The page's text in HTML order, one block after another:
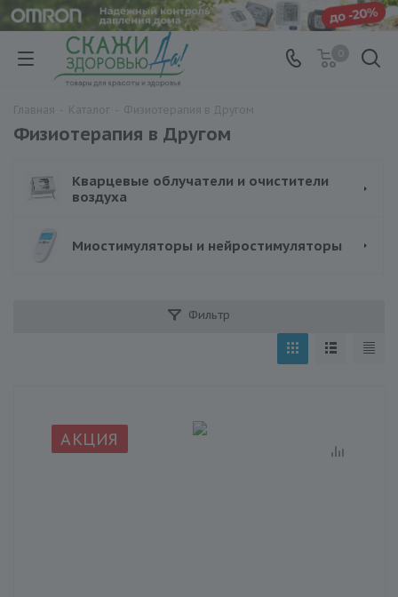
Физиотерапия в Другом
Кварцевые облучатели и очистители
воздуха
Миостимуляторы и нейростимуляторы
Фильтр
АКЦИЯ